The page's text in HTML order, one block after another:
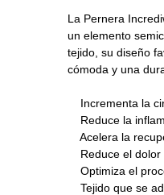
La Pernera
un elemento
tejido, su diseño
cómoda y una
Incrementa la
Reduce la
Acelera la
Reduce el dolor
Optimiza el
Tejido que se